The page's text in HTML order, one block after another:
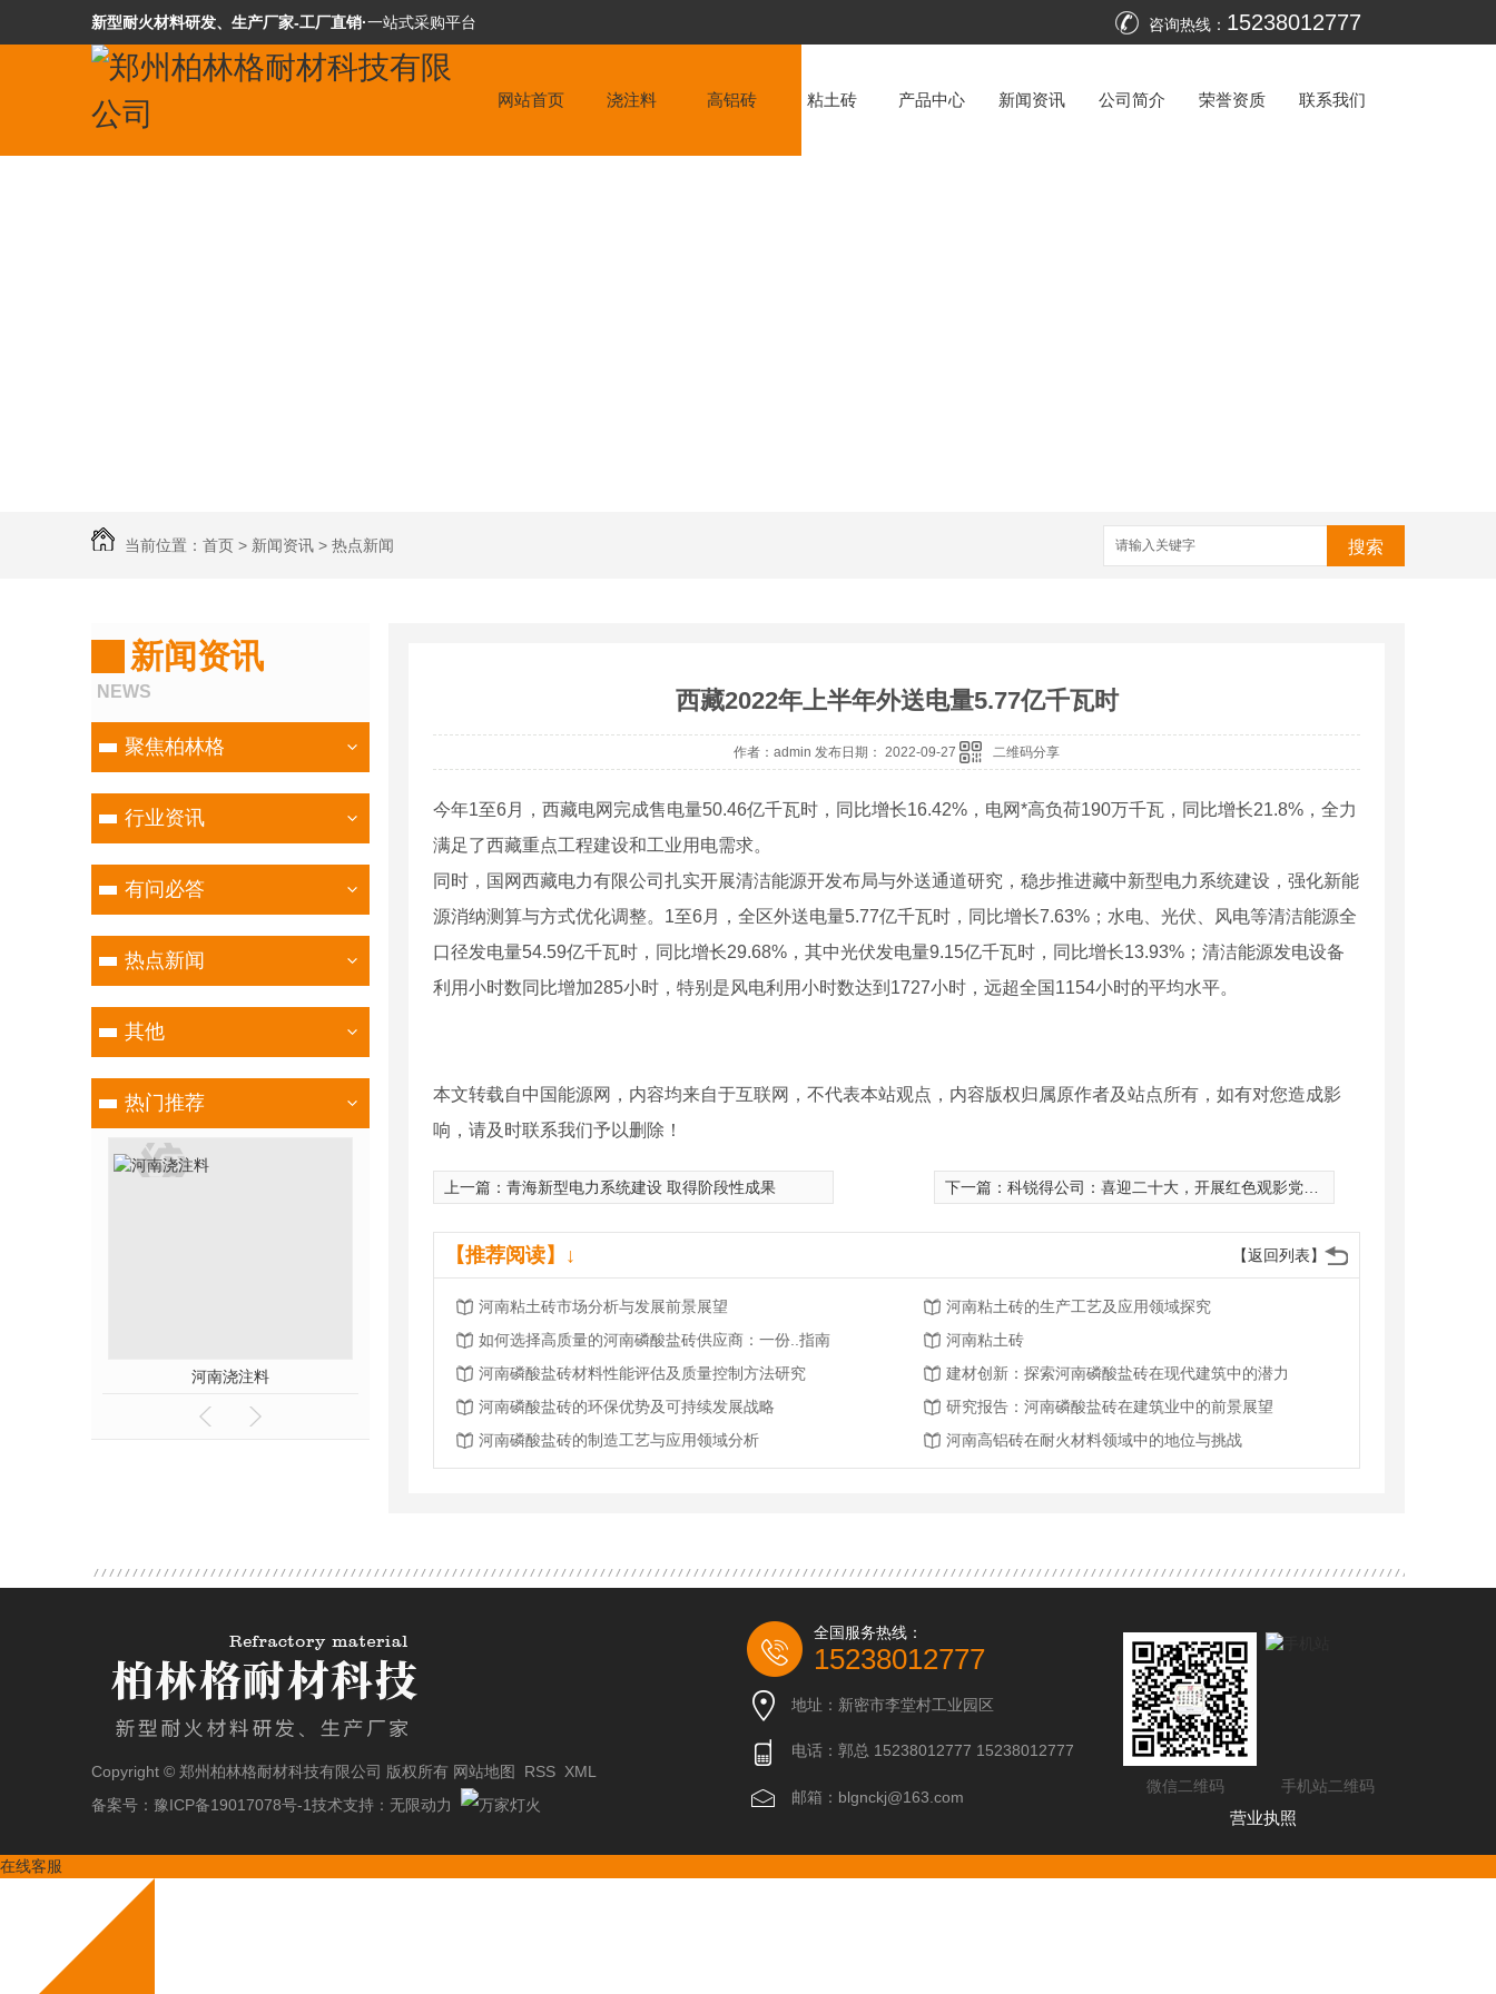
新型耐火材料研发、生产厂家-工厂直销·一站式采购平台 咨询热线： 15238012777
网站首页 浇注料 高铝砖 粘土砖 产品中心 新闻资讯 公司简介 荣誉资质 联系我们
当前位置： 首页 > 新闻资讯 > 热点新闻 搜索
新闻资讯
NEWS
聚焦柏林格
行业资讯
有问必答
热点新闻
其他
热门推荐
河南浇注料 河南高铝砖 河南粘土砖 河南磷酸盐砖 河南浇注料厂家
西藏2022年上半年外送电量5.77亿千瓦时
作者：admin 发布日期： 2022-09-27 二维码分享
今年1至6月，西藏电网完成售电量50.46亿千瓦时，同比增长16.42%，电网*高负荷190万千瓦，同比增长21.8%，全力
满足了西藏重点工程建设和工业用电需求。
同时，国网西藏电力有限公司扎实开展清洁能源开发布局与外送通道研究，稳步推进藏中新型电力系统建设，强化新能
源消纳测算与方式优化调整。1至6月，全区外送电量5.77亿千瓦时，同比增长7.63%；水电、光伏、风电等清洁能源全
口径发电量54.59亿千瓦时，同比增长29.68%，其中光伏发电量9.15亿千瓦时，同比增长13.93%；清洁能源发电设备
利用小时数同比增加285小时，特别是风电利用小时数达到1727小时，远超全国1154小时的平均水平。
本文转载自中国能源网，内容均来自于互联网，不代表本站观点，内容版权归属原作者及站点所有，如有对您造成影
响，请及时联系我们予以删除！
上一篇： 青海新型电力系统建设 取得阶段性成果 下一篇： 科锐得公司：喜迎二十大，开展红色观影党史学习教育活动
【返回列表】
【推荐阅读】↓
河南粘土砖市场分析与发展前景展望
河南粘土砖的生产工艺及应用领域探究
如何选择高质量的河南磷酸盐砖供应商：一份..指南
河南粘土砖
河南磷酸盐砖材料性能评估及质量控制方法研究
建材创新：探索河南磷酸盐砖在现代建筑中的潜力
河南磷酸盐砖的环保优势及可持续发展战略
研究报告：河南磷酸盐砖在建筑业中的前景展望
河南磷酸盐砖的制造工艺与应用领域分析
河南高铝砖在耐火材料领域中的地位与挑战
Copyright © 郑州柏林格耐材科技有限公司 版权所有 网站地图 RSS XML
备案号： 豫ICP备19017078号-1技术支持： 无限动力
全国服务热线：
15238012777
地址：新密市李堂村工业园区
电话：郭总 15238012777 15238012777
邮箱：blgnckj@163.com
微信二维码 手机站二维码
营业执照
在线客服